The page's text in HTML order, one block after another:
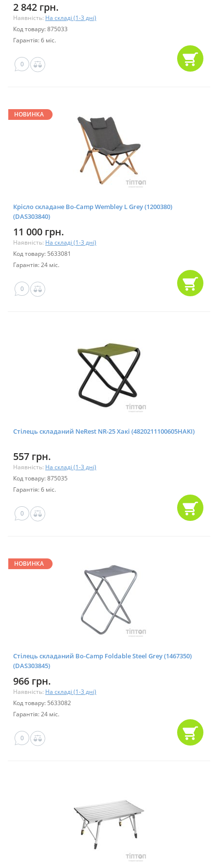
2 842 грн.
Наявність: На складі (1-3 дні)
Код товару: 875033
Гарантія: 6 міс.
0
НОВИНКА
Крісло складане Bo-Camp Wembley L Grey (1200380)
(DAS303840)
11 000 грн.
Наявність: На складі (1-3 дні)
Код товару: 5633081
Гарантія: 24 міс.
0
Стілець складаний NeRest NR-25 Хакі (4820211100605HAKI)
557 грн.
Наявність: На складі (1-3 дні)
Код товару: 875035
Гарантія: 6 міс.
0
НОВИНКА
Стілець складаний Bo-Camp Foldable Steel Grey (1467350)
(DAS303845)
966 грн.
Наявність: На складі (1-3 дні)
Код товару: 5633082
Гарантія: 24 міс.
0